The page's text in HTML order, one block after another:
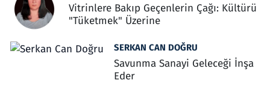
Vitrinlere Bakıp Geçenlerin Çağı: Kültürü
"Tüketmek" Üzerine
SERKAN CAN DOĞRU
Savunma Sanayi Geleceği İnşa
Eder